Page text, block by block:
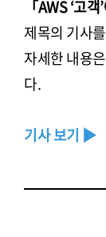
「AWS ‘고
제목의 기사
자세한 내용
다.
기사 보기 ▶